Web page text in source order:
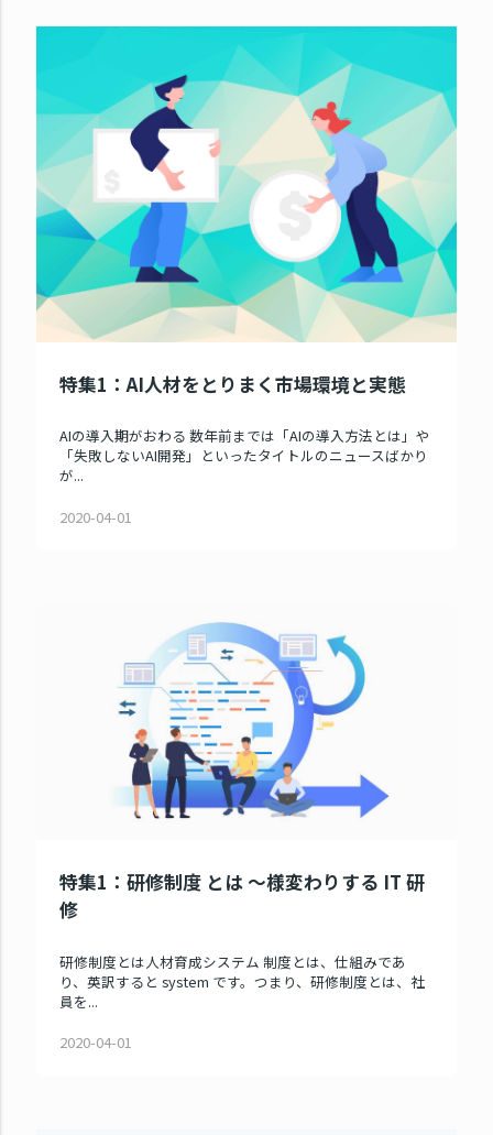
特集1：AI人材をとりまく市場環境と実態
AIの導入期がおわる 数年前までは「AIの導入方法とは」や
「失敗しないAI開発」といったタイトルのニュースばかり
が...
2020-04-01
特集1：研修制度 とは ～様変わりする IT 研
修
研修制度とは人材育成システム 制度とは、仕組みであ
り、英訳すると system です。つまり、研修制度とは、社
員を...
2020-04-01